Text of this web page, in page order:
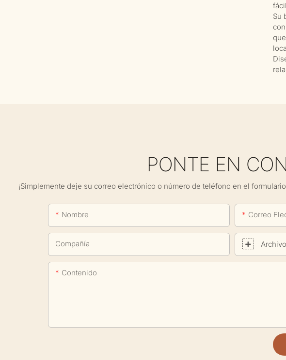
Su
PONTE EN
¡Simplemente deje su correo electrónico o número de teléfono en el
Nombre Correo
Compañía Archivo
Contenido